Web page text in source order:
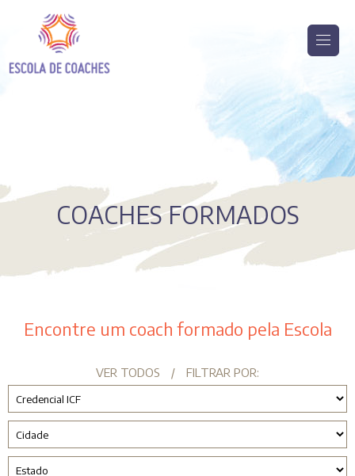
COACHES FORMADOS
Encontre um coach formado pela Escola
VER TODOS / FILTRAR POR: